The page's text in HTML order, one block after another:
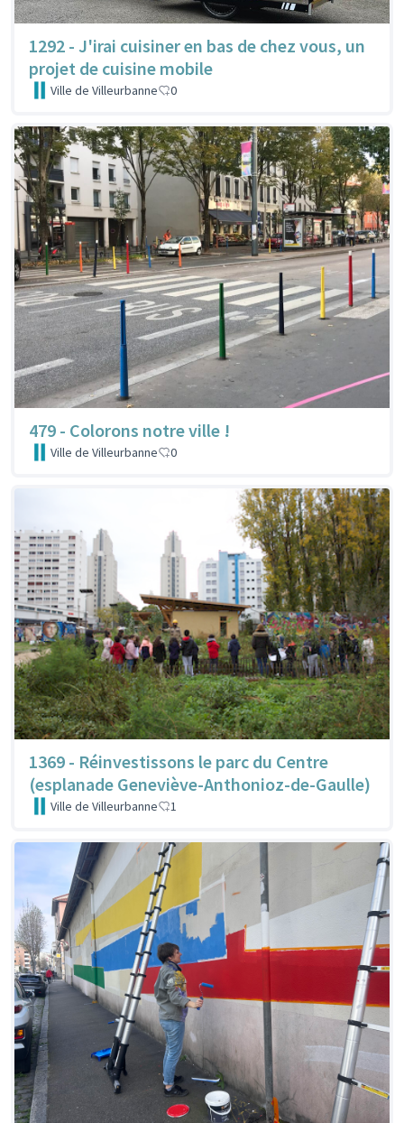
1292 - J'irai cuisiner en bas de chez vous, un
projet de cuisine mobile
Ville de Villeurbanne 0
479 - Colorons notre ville !
Ville de Villeurbanne 0
1369 - Réinvestissons le parc du Centre
(esplanade Geneviève-Anthonioz-de-Gaulle)
Ville de Villeurbanne 1